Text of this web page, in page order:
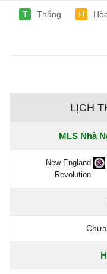
T Thắng H
LỊCH
MLS Nhà
New England
Revolution